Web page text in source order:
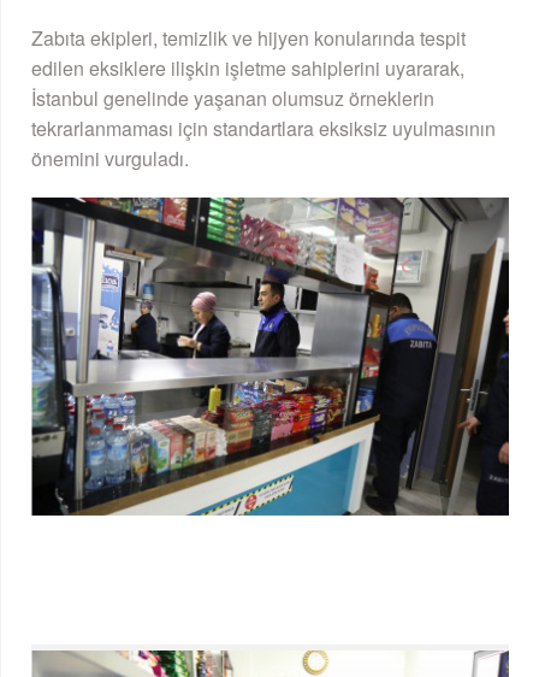
Zabıta ekipleri, temizlik ve hijyen konularında tespit
edilen eksiklere ilişkin işletme sahiplerini uyararak,
İstanbul genelinde yaşanan olumsuz örneklerin
tekrarlanmaması için standartlara eksiksiz uyulmasının
önemini vurguladı.